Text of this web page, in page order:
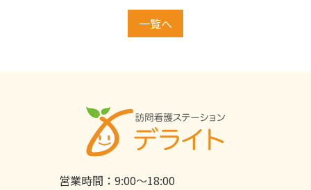
一覧へ
営業時間： 9:00〜18:00